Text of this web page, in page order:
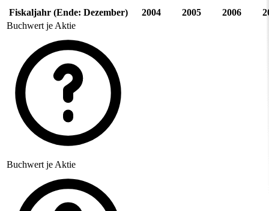
Fiskaljahr (Ende: Dezember) 2004 2005 2006
Buchwert je Aktie
Buchwert je Aktie